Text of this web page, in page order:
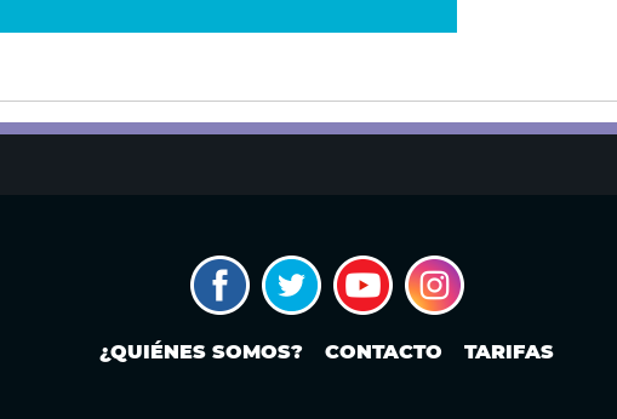
¿QUIÉNES SOMOS? CONTACTO TARIFAS